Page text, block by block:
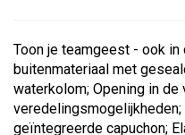
Toon je teamgeest - ook
buitenmateriaal met
waterkolom; Opening in
geïntegreerde capuchon;